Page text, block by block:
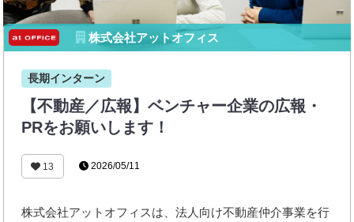
株式会社アットオフィス
長期インターン
【不動産／広報】ベンチャー企業の広報・
PRをお願いします！
13 2026/05/11
株式会社アットオフィスは、法人向け不動産仲介事業を行